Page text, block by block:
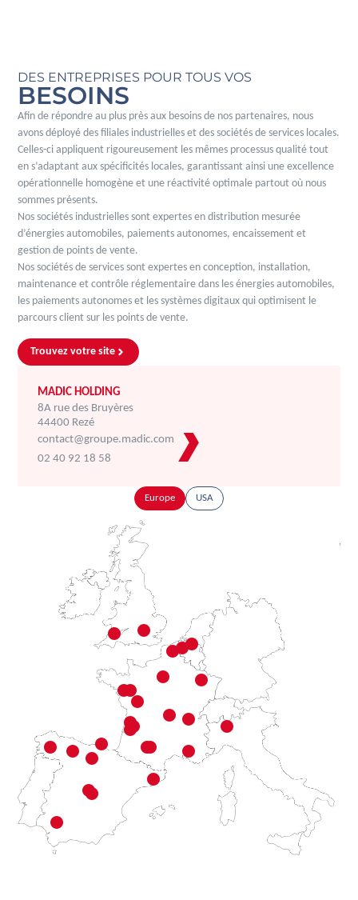
Europe USA
DES ENTREPRISES POUR TOUS VOS
BESOINS
Afin de répondre au plus près aux besoins de nos partenaires, nous
avons déployé des filiales industrielles et des sociétés de services locales.
Celles-ci appliquent rigoureusement les mêmes processus qualité tout
en s’adaptant aux spécificités locales, garantissant ainsi une excellence
opérationnelle homogène et une réactivité optimale partout où nous
sommes présents.
Nos sociétés industrielles sont expertes en distribution mesurée
d’énergies automobiles, paiements autonomes, encaissement et
gestion de points de vente.
Nos sociétés de services sont expertes en conception, installation,
maintenance et contrôle réglementaire dans les énergies automobiles,
les paiements autonomes et les systèmes digitaux qui optimisent le
parcours client sur les points de vente.
Trouvez votre site
MADIC HOLDING
8A rue des Bruyères
44400 Rezé
contact@groupe.madic.com
02 40 92 18 58